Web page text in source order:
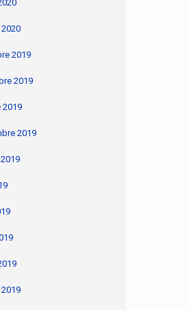
2019
2019
2019
2019